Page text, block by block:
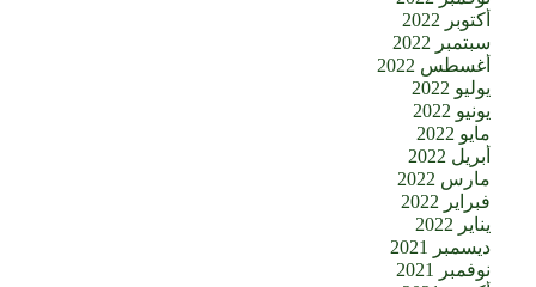
أكتوبر 2022
سبتمبر 2022
أغسطس 2022
يوليو 2022
يونيو 2022
مايو 2022
أبريل 2022
مارس 2022
فبراير 2022
يناير 2022
ديسمبر 2021
نوفمبر 2021